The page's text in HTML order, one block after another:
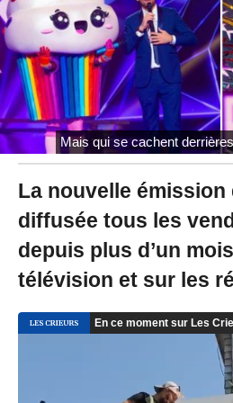
0
1
9
à
1
2
:
1
1
-
M
i
s
j
u
l
e
/
Mais qui se cachent
La nouvelle émission
diffusée tous les
depuis plus d’un
télévision et sur les